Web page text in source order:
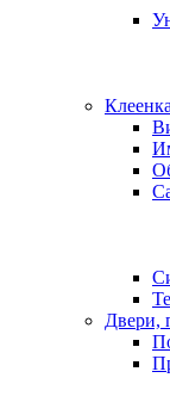
Клеенка
Двери,